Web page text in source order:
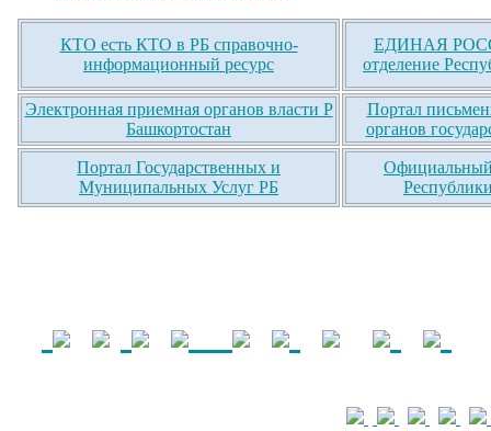
КТО есть КТО в РБ справочно-
информационный ресурс
ЕДИНАЯ
отделение
Электронная приемная органов власти Р
Башкортостан
Портал
органов
Портал Государственных и
Муниципальных Услуг РБ
Официальный